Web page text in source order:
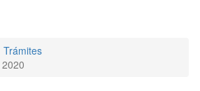
Trámites